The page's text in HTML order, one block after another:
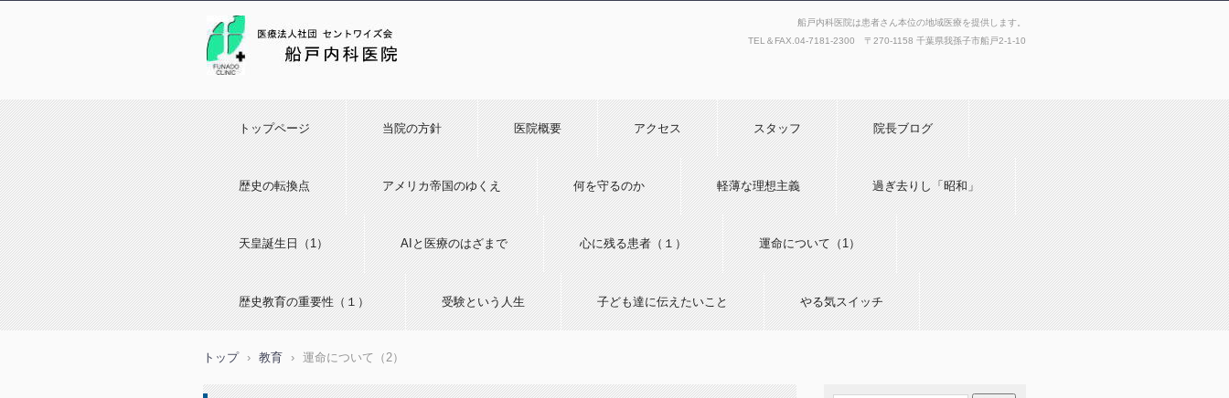
船戸内科医院は患者さん本位の地域医療を提供します。
TEL＆FAX. 04-7181-2300 〒270-1158 千葉県我孫子市船戸2-1-10
トップページ 当院の方針 医院概要 アクセス スタッフ 院長ブログ
歴史の転換点 アメリカ帝国のゆくえ 何を守るのか 軽薄な理想主義 過ぎ去りし「昭和」
天皇誕生日（1） AIと医療のはざまで 心に残る患者（１） 運命について（1）
歴史教育の重要性（１） 受験という人生 子ども達に伝えたいこと やる気スイッチ
トップ › 教育 › 運命について（2）